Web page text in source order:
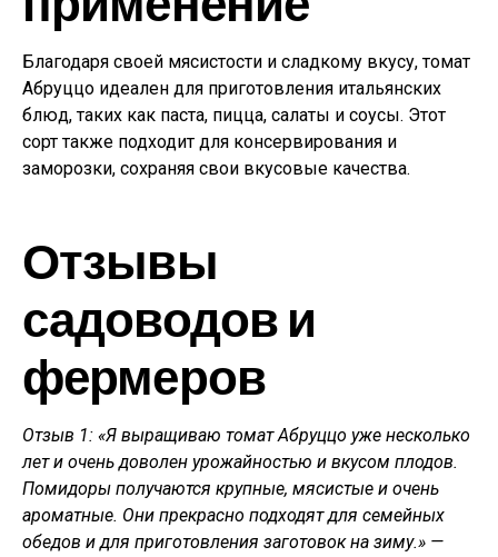
Благодаря своей мясистости и сладкому вкусу, томат
Абруццо идеален для приготовления итальянских
блюд, таких как паста, пицца, салаты и соусы. Этот
сорт также подходит для консервирования и
заморозки, сохраняя свои вкусовые качества.
Отзывы
садоводов и
фермеров
Отзыв 1: «Я выращиваю томат Абруццо уже несколько
лет и очень доволен урожайностью и вкусом плодов.
Помидоры получаются крупные, мясистые и очень
ароматные. Они прекрасно подходят для семейных
обедов и для приготовления заготовок на зиму.» —